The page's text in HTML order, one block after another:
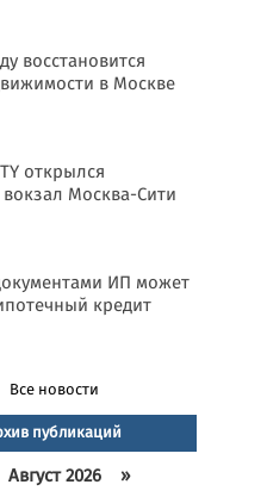
восстановится
в Москве
открылся
Москва-Сити
ИП может
кредит
Все новости
публикаций
2026 »